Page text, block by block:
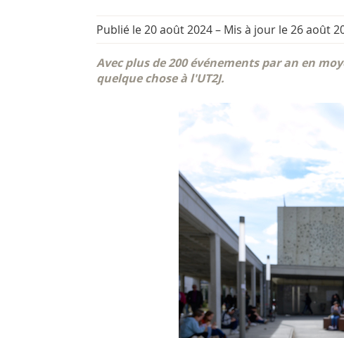
Publié le 20 août 2024– Mis à jour le 26 août
Avec plus de 200 événements par an en
quelque chose à l'UT2J.